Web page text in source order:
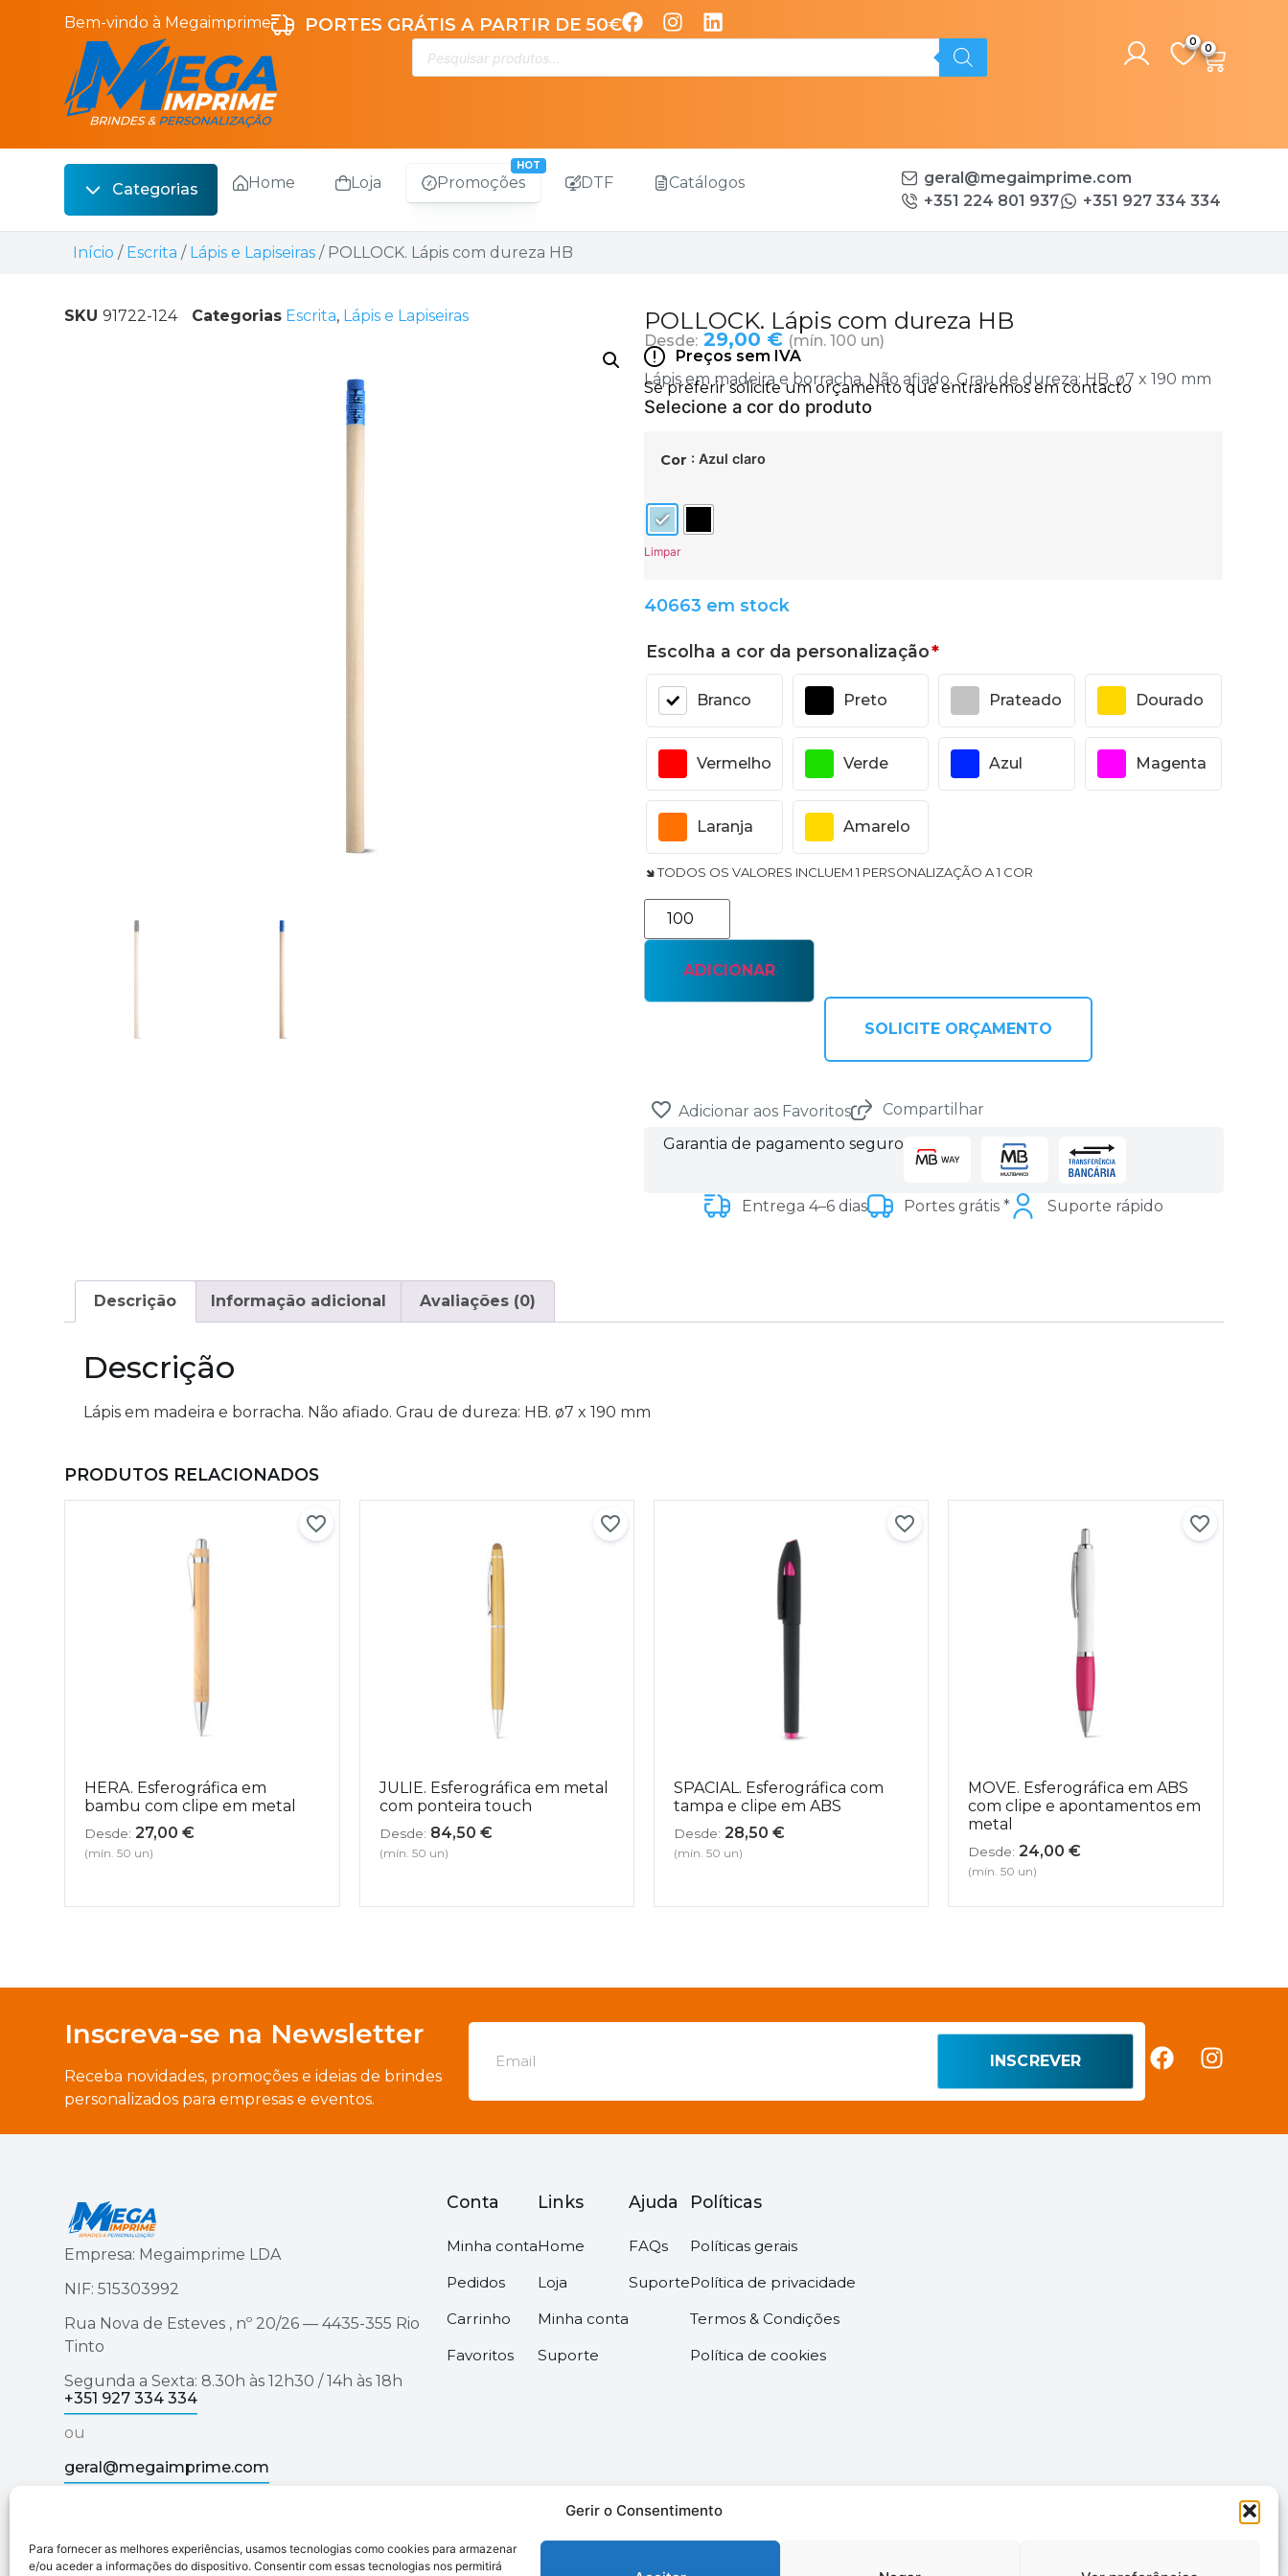
Gerir o Consentimento
Para fornecer as melhores experiências, usamos tecnologias como cookies para armazenar
e/ou aceder a informações do dispositivo. Consentir com essas tecnologias nos permitirá
Bem-vindo à Megaimprime PORTES GRÁTIS A PARTIR DE 50€
0
Categorias
Escrita
Bebidas
Sacos
Home Loja Promoções DTF Catálogos
geral@megaimprime.com
+351 224 801 937
+351 927 334 334
Início / Escrita / Lápis e Lapiseiras / POLLOCK. Lápis com dureza HB
SKU91722-124 Categorias Escrita, Lápis e Lapiseiras POLLOCK. Lápis com dureza HB
Desde: 29,00 € (mín. 100 un)
Preços sem IVA
Lápis em madeira e borracha. Não afiado. Grau de dureza: HB. ø7 x 190 mm
Cor : Azul claro
Limpar
40663 em stock
Escolha a cor da personalização*
Branco Preto Prateado Dourado
Vermelho Verde Azul Magenta
Laranja Amarelo
🢆 TODOS OS VALORES INCLUEM 1 PERSONALIZAÇÃO A 1 COR
ADICIONAR
SOLICITE ORÇAMENTO
Adicionar aos Favoritos
Compartilhar
Garantia de pagamento seguro
Entrega 4–6 dias Portes grátis * Suporte rápido
Descrição Informação adicional Avaliações (0)
Descrição
Lápis em madeira e borracha. Não afiado. Grau de dureza: HB. ø7 x 190 mm
PRODUTOS RELACIONADOS
HERA. Esferográfica em
bambu com clipe em metal
Desde: 27,00€
(mín. 50 un)
JULIE. Esferográfica em metal
com ponteira touch
Desde: 84,50 €
(mín. 50 un)
SPACIAL. Esferográfica com
tampa e clipe em ABS
Desde: 28,50 €
(mín. 50 un)
MOVE. Esferográfica em ABS
com clipe e apontamentos em
metal
Desde: 24,00€
(mín. 50 un)
Inscreva-se na Newsletter
Receba novidades, promoções e ideias de brindes
personalizados para empresas e eventos.
INSCREVER
Empresa: Megaimprime LDA
NIF: 515303992
Rua Nova de Esteves , nº 20/26 — 4435-355 Rio
Tinto
Segunda a Sexta: 8.30h às 12h30 / 14h às 18h
+351 927 334 334
ou
geral@megaimprime.com
Conta
Minha conta
Pedidos
Carrinho
Favoritos
Links
Home
Loja
Minha conta
Suporte
Ajuda
FAQs
Suporte
Políticas
Políticas gerais
Política de privacidade
Termos & Condições
Política de cookies
Megaimprime © 2025 | Todos os Direitos Reservados –Desenvolvido pela somos6digital